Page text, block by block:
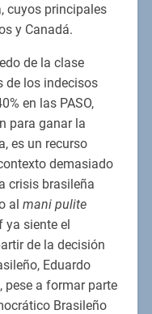
cuyos principales
y Canadá.
de la clase
de los indecisos
en las PASO,
para ganar la
es un recurso
demasiado
crisis brasileña
al mani pulite
ya siente el
de la decisión
Eduardo
pese a formar parte
Brasileño